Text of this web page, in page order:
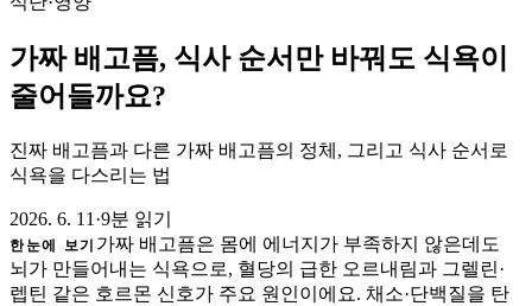
가짜 배고픔, 식사 순서만 바꿔도 식욕이
줄어들까요?
진짜 배고픔과 다른 가짜 배고픔의 정체, 그리고 식사 순서로
식욕을 다스리는 법
2026. 6. 11 ·9분 읽기
한눈에 보기 가짜 배고픔은 몸에 에너지가 부족하지 않은데도
뇌가 만들어내는 식욕으로, 혈당의 급한 오르내림과 그렐린·
렙틴 같은 호르몬 신호가 주요 원인이에요. 채소·단백질을 탄